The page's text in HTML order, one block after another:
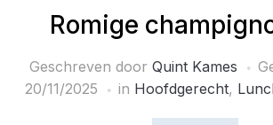
Romige
Geschreven door Quint Kames
20/11/2025
in Hoofdgerecht,